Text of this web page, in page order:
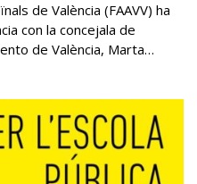
de València (FAAVV) ha
con la concejala de
de València, Marta…